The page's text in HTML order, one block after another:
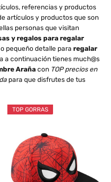
referencias y productos
artículos y productos que son
personas que visitan
y regalos para regalar
pequeño detalle para regalar
a continuación tienes much@s
Arañacon TOP precios en
para que disfrutes de tus
TOP GORRAS